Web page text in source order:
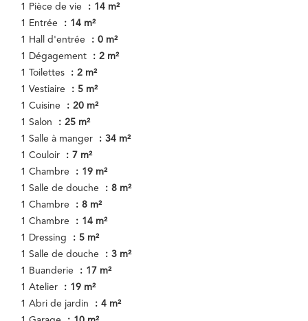
1 Pièce de vie
14 m²
1 Entrée
14 m²
1 Hall d'entrée
0 m²
1 Dégagement
2 m²
1 Toilettes
2 m²
1 Vestiaire
5 m²
1 Cuisine
20 m²
1 Salon
25 m²
1 Salle à manger
34 m²
1 Couloir
7 m²
1 Chambre
19 m²
1 Salle de douche
8 m²
1 Chambre
8 m²
1 Chambre
14 m²
1 Dressing
5 m²
1 Salle de douche
3 m²
1 Buanderie
17 m²
1 Atelier
19 m²
1 Abri de jardin
4 m²